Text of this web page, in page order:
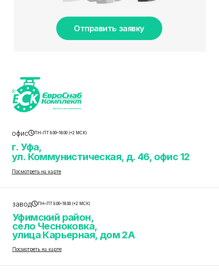
Отправить заявку
офис ПН–ПТ 9.00–18.00 (+2 МСК)
г. Уфа,
ул. Коммунистическая, д. 46, офис 12
Посмотреть на карте
завод ПН–ПТ 9.00–18.00 (+2 МСК)
Уфимский район,
село Чесноковка,
улица Карьерная, дом 2А
Посмотреть на карте